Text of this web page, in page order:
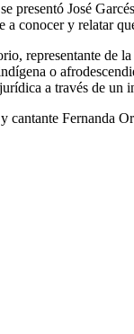
presentó José
conocer y relatar
representante de
o
a través de un
Fernanda